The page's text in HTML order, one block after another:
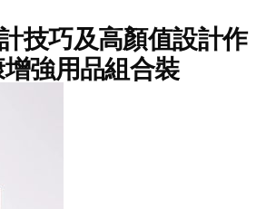
技巧及高顏值設計作
強用品組合裝